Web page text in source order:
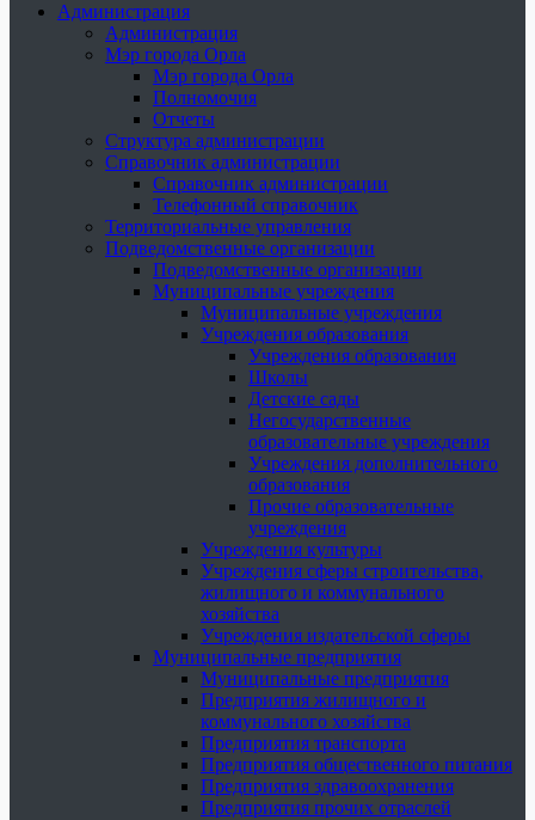
Администрация
Администрация
Мэр города Орла
Мэр города Орла
Полномочия
Отчеты
Структура администрации
Справочник администрации
Справочник администрации
Телефонный справочник
Территориальные управления
Подведомственные организации
Подведомственные организации
Муниципальные учреждения
Муниципальные учреждения
Учреждения образования
Учреждения образования
Школы
Детские сады
Негосударственные
образовательные учреждения
Учреждения дополнительного
образования
Прочие образовательные
учреждения
Учреждения культуры
Учреждения сферы строительства,
жилищного и коммунального
хозяйства
Учреждения издательской сферы
Муниципальные предприятия
Муниципальные предприятия
Предприятия жилищного и
коммунального хозяйства
Предприятия транспорта
Предприятия общественного питания
Предприятия здравоохранения
Предприятия прочих отраслей